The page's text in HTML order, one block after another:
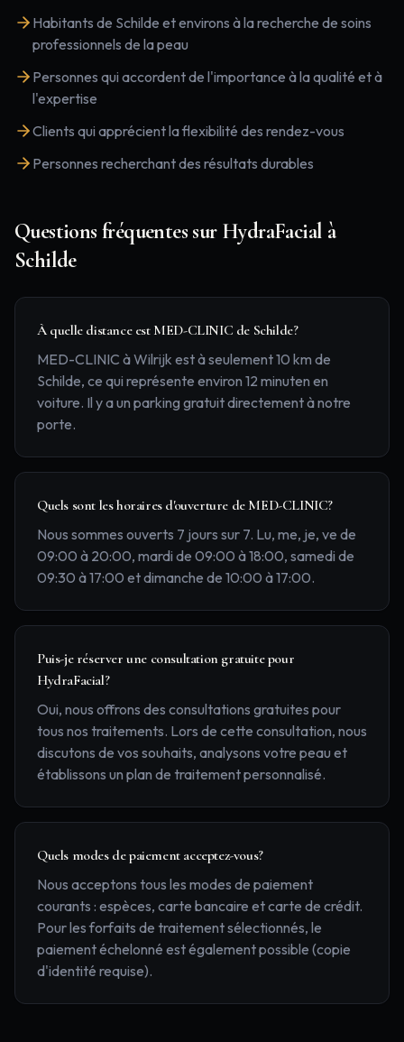
Habitants de Schilde et environs à la recherche de soins
professionnels de la peau
Personnes qui accordent de l'importance à la qualité et à
l'expertise
Clients qui apprécient la flexibilité des rendez-vous
Personnes recherchant des résultats durables
Questions fréquentes sur HydraFacial à
Schilde
À quelle distance est MED-CLINIC de Schilde?
MED-CLINIC à Wilrijk est à seulement 10 km de
Schilde, ce qui représente environ 12 minuten en
voiture. Il y a un parking gratuit directement à notre
porte.
Quels sont les horaires d'ouverture de MED-CLINIC?
Nous sommes ouverts 7 jours sur 7. Lu, me, je, ve de
09:00 à 20:00, mardi de 09:00 à 18:00, samedi de
09:30 à 17:00 et dimanche de 10:00 à 17:00.
Puis-je réserver une consultation gratuite pour
HydraFacial?
Oui, nous offrons des consultations gratuites pour
tous nos traitements. Lors de cette consultation, nous
discutons de vos souhaits, analysons votre peau et
établissons un plan de traitement personnalisé.
Quels modes de paiement acceptez-vous?
Nous acceptons tous les modes de paiement
courants : espèces, carte bancaire et carte de crédit.
Pour les forfaits de traitement sélectionnés, le
paiement échelonné est également possible (copie
d'identité requise).